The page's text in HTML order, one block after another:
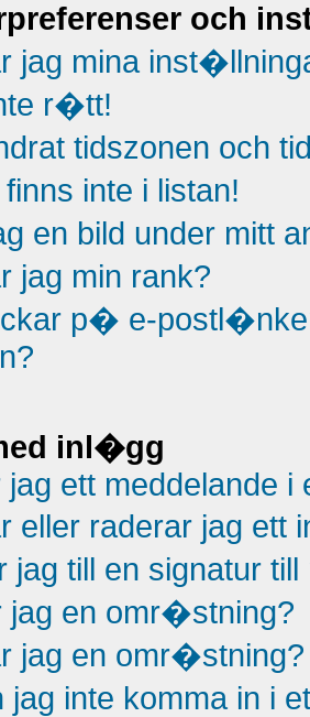
och
jag mina
r�tt!
tidszonen och
inte i listan!
en bild under mitt
jag min rank?
p� e-
inl�gg
ett meddelande i
eller raderar jag ett
till en signatur till
jag en omr�stning?
jag en omr�stning?
inte komma in i